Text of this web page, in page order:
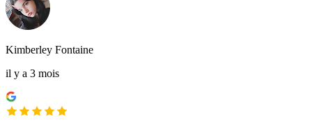
Kimberley Fontaine
il y a 3 mois